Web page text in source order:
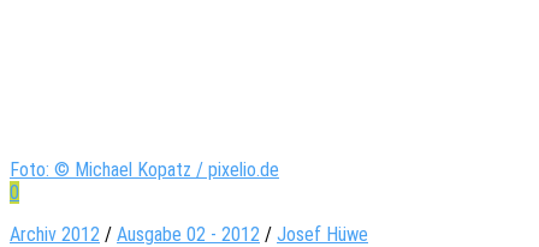
Foto: © Michael Kopatz / pixelio.de
0
Archiv 2012 / Ausgabe 02 - 2012 / Josef Hüwe